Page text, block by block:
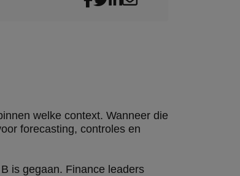
welke context. Wanneer die
forecasting, controles en
is gegaan. Finance leaders